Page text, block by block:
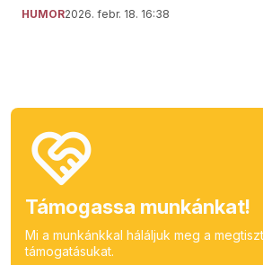
HUMOR2026. febr. 18. 16:38
Támogassa munkánkat!
Mi a munkánkkal háláljuk meg a
támogatásukat.